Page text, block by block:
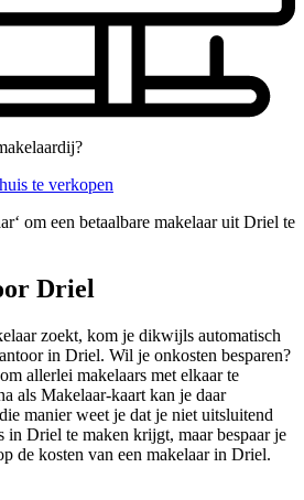
te verkopen
om een betaalbare makelaar uit Driel te
Driel
zoekt, kom je dikwijls automatisch
in Driel. Wil je onkosten besparen?
allerlei makelaars met elkaar te
als Makelaar-kaart kan je daar
manier weet je dat je niet uitsluitend
in Driel te maken krijgt, maar bespaar je
de kosten van een makelaar in Driel.